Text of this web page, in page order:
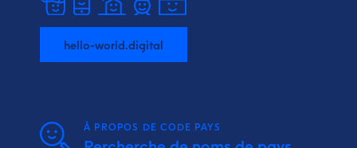
hello-world.digital
À PROPOS DE CODE PAYS